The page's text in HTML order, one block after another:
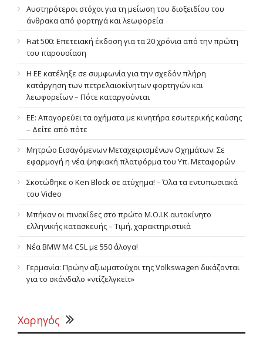
Αυστηρότεροι στόχοι για τη μείωση του διοξειδίου του
άνθρακα από φορτηγά και λεωφορεία
Fiat 500: Επετειακή έκδοση για τα 20 χρόνια από την πρώτη
του παρουσίαση
Η ΕΕ κατέληξε σε συμφωνία για την σχεδόν πλήρη
κατάργηση των πετρελαιοκίνητων φορτηγών και
λεωφορείων – Πότε καταργούνται
ΕΕ: Απαγορεύει τα οχήματα με κινητήρα εσωτερικής καύσης
– Δείτε από πότε
Μητρώο Εισαγόμενων Μεταχειρισμένων Οχημάτων: Σε
εφαρμογή η νέα ψηφιακή πλατφόρμα του Υπ. Μεταφορών
Σκοτώθηκε ο Ken Block σε ατύχημα! – Όλα τα εντυπωσιακά
του Video
Μπήκαν οι πινακίδες στο πρώτο Μ.Ο.Ι.Κ αυτοκίνητο
ελληνικής κατασκευής – Τιμή, χαρακτηριστικά
Νέα BMW M4 CSL με 550 άλογα!
Γερμανία: Πρώην αξιωματούχοι της Volkswagen δικάζονται
για το σκάνδαλο «ντίζελγκεϊτ»
Χορηγός